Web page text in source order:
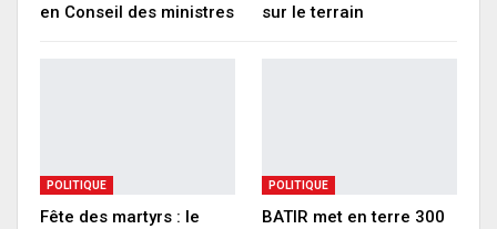
en Conseil des ministres
sur le terrain
POLITIQUE
Fête des martyrs : le
POLITIQUE
BATIR met en terre 300